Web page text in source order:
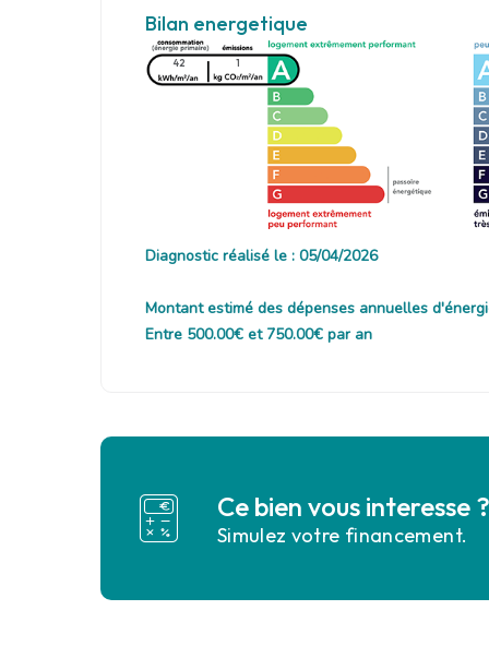
Bilan energetique
42 1
Diagnostic réalisé le : 05/04/2026
Montant estimé des dépenses annuelles
Entre 500.00€ et 750.00€ par an
Ce bien vous interesse ?
Simulez votre financement.